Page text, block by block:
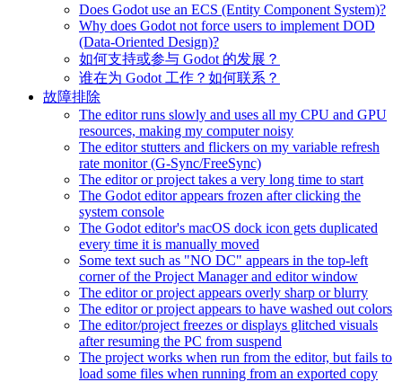
Does Godot use an ECS (Entity Component System)?
Why does Godot not force users to implement DOD
(Data-Oriented Design)?
如何支持或参与 Godot 的发展？
谁在为 Godot 工作？如何联系？
故障排除
The editor runs slowly and uses all my CPU and GPU
resources, making my computer noisy
The editor stutters and flickers on my variable refresh
rate monitor (G-Sync/FreeSync)
The editor or project takes a very long time to start
The Godot editor appears frozen after clicking the
system console
The Godot editor's macOS dock icon gets duplicated
every time it is manually moved
Some text such as "NO DC" appears in the top-left
corner of the Project Manager and editor window
The editor or project appears overly sharp or blurry
The editor or project appears to have washed out colors
The editor/project freezes or displays glitched visuals
after resuming the PC from suspend
The project works when run from the editor, but fails to
load some files when running from an exported copy